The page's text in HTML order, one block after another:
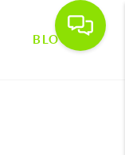
BLOG